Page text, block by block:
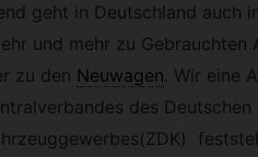
geht in Deutschland auch
und mehr zu Gebrauchten
zu den Neuwagen. Wir eine
des Deutschen